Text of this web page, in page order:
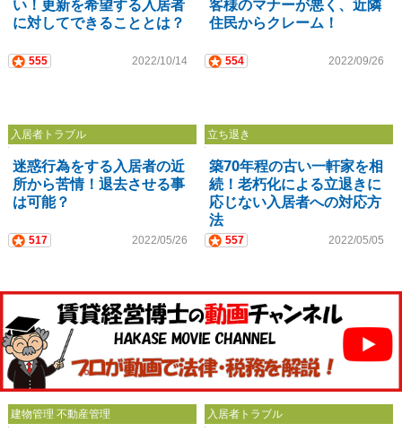
い！更新を希望する入居者
に対してできることとは？
555 2022/10/14
客様のマナーが悪く、近隣
住民からクレーム！
554 2022/09/26
入居者トラブル
迷惑行為をする入居者の近
所から苦情！退去させる事
は可能？
517 2022/05/26
立ち退き
築70年程の古い一軒家を相
続！老朽化による立退きに
応じない入居者への対応方
法
557 2022/05/05
建物管理 不動産管理 入居者トラブル